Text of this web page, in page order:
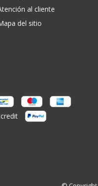
al cliente
del sitio